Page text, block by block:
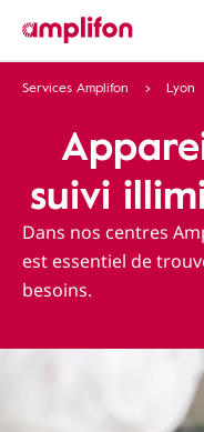
Services Amplifon
Lyon
suivi
Dans nos centres
est essentiel de
besoins.